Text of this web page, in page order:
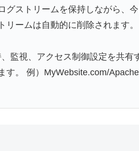
グストリームを保持しながら、
ームは自動的に削除されます。
監視、アクセス制御設定を共
す。 例）MyWebsite.com/